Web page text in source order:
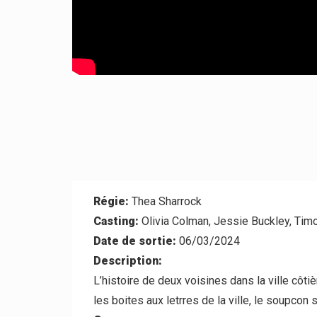
Régie: Thea Sharrock
Casting: Olivia Colman, Jessie Buckley,
Date de sortie: 06/03/2024
Description:
L’histoire de deux voisines dans la ville
les boites aux letrres de la ville, le soupcon